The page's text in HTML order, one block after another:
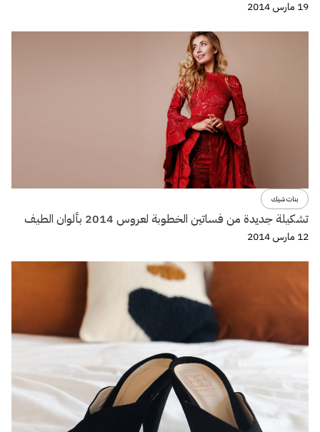
19 مارس 2014
بنات شيك
تشكيلة جديدة من فساتين الخطوبة لعروس 2014 بألوان الطيف
12 مارس 2014